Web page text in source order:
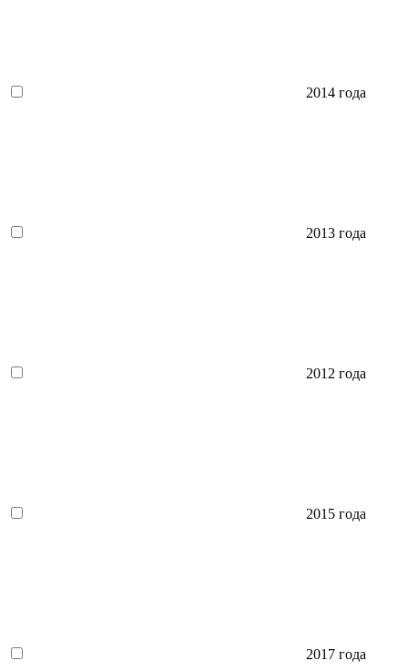
2014 года
2013 года
2012 года
2015 года
2017 года